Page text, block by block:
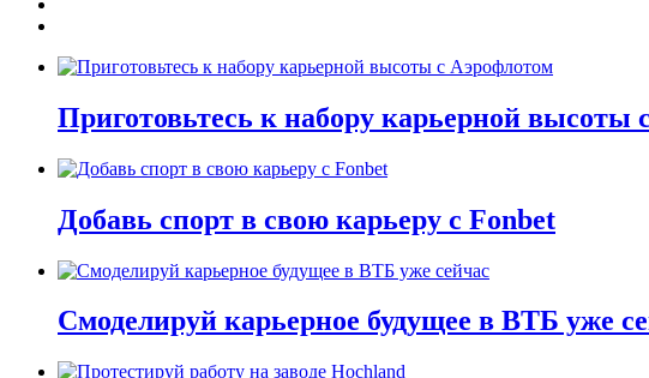
Приготовьтесь к набору карьерной высоты
Добавь спорт в свою карьеру с Fonbet
Смоделируй карьерное будущее в ВТБ уже